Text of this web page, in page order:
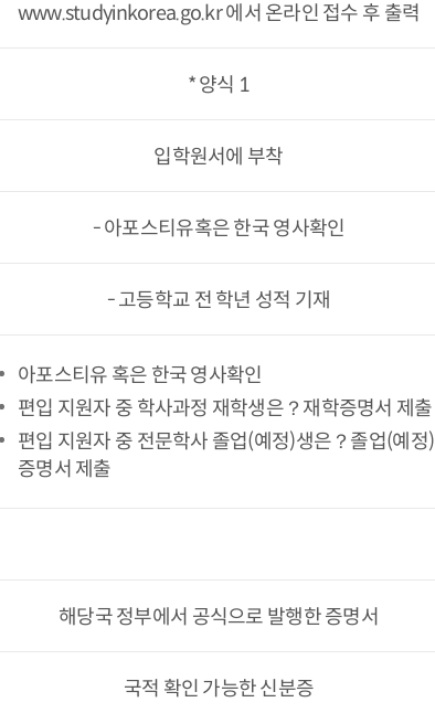
www.studyinkorea.go.kr 에서 온라인 접수 후 출력
* 양식 1
입학원서에 부착
- 아포스티유혹은 한국 영사확인
- 고등학교 전 학년 성적 기재
아포스티유 혹은 한국 영사확인
편입 지원자 중 학사과정 재학생은？재학증명서 제출
편입 지원자 중 전문학사 졸업(예정)생은？졸업(예정)
증명서 제출
해당국 정부에서 공식으로 발행한 증명서
국적 확인 가능한 신분증